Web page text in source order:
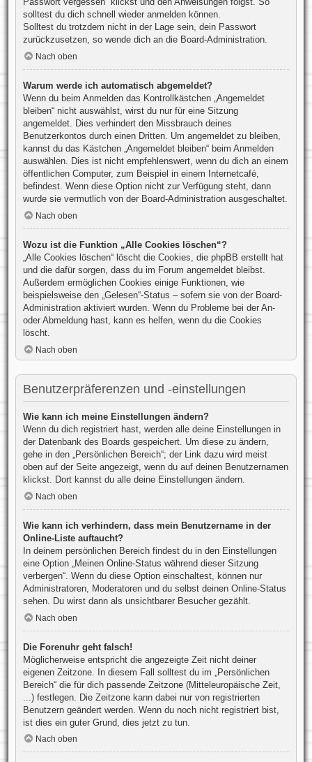
solltest du dich schnell wieder anmelden können.
Solltest du trotzdem nicht in der Lage sein, dein Passwort
zurückzusetzen, so wende dich an die Board-Administration.
Nach oben
Warum werde ich automatisch abgemeldet?
Wenn du beim Anmelden das Kontrollkästchen „Angemeldet
bleiben“ nicht auswählst, wirst du nur für eine Sitzung
angemeldet. Dies verhindert den Missbrauch deines
Benutzerkontos durch einen Dritten. Um angemeldet zu bleiben,
kannst du das Kästchen „Angemeldet bleiben“ beim Anmelden
auswählen. Dies ist nicht empfehlenswert, wenn du dich an einem
öffentlichen Computer, zum Beispiel in einem Internetcafé,
befindest. Wenn diese Option nicht zur Verfügung steht, dann
wurde sie vermutlich von der Board-Administration ausgeschaltet.
Nach oben
Wozu ist die Funktion „Alle Cookies löschen“?
„Alle Cookies löschen“ löscht die Cookies, die phpBB erstellt hat
und die dafür sorgen, dass du im Forum angemeldet bleibst.
Außerdem ermöglichen Cookies einige Funktionen, wie
beispielsweise den „Gelesen“-Status – sofern sie von der Board-
Administration aktiviert wurden. Wenn du Probleme bei der An-
oder Abmeldung hast, kann es helfen, wenn du die Cookies
löscht.
Nach oben
Benutzerpräferenzen und -einstellungen
Wie kann ich meine Einstellungen ändern?
Wenn du dich registriert hast, werden alle deine Einstellungen in
der Datenbank des Boards gespeichert. Um diese zu ändern,
gehe in den „Persönlichen Bereich“; der Link dazu wird meist
oben auf der Seite angezeigt, wenn du auf deinen Benutzernamen
klickst. Dort kannst du alle deine Einstellungen ändern.
Nach oben
Wie kann ich verhindern, dass mein Benutzername in der
Online-Liste auftaucht?
In deinem persönlichen Bereich findest du in den Einstellungen
eine Option „Meinen Online-Status während dieser Sitzung
verbergen“. Wenn du diese Option einschaltest, können nur
Administratoren, Moderatoren und du selbst deinen Online-Status
sehen. Du wirst dann als unsichtbarer Besucher gezählt.
Nach oben
Die Forenuhr geht falsch!
Möglicherweise entspricht die angezeigte Zeit nicht deiner
eigenen Zeitzone. In diesem Fall solltest du im „Persönlichen
Bereich“ die für dich passende Zeitzone (Mitteleuropäische Zeit,
...) festlegen. Die Zeitzone kann dabei nur von registrierten
Benutzern geändert werden. Wenn du noch nicht registriert bist,
ist dies ein guter Grund, dies jetzt zu tun.
Nach oben